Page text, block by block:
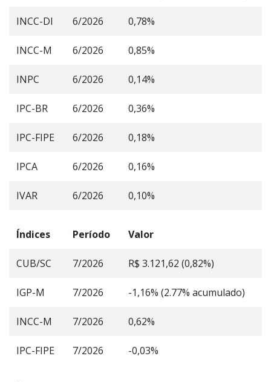
INCC-DI 6/2026 0,78%
INCC-M 6/2026 0,85%
INPC 6/2026 0,14%
IPC-BR 6/2026 0,36%
IPC-FIPE 6/2026 0,18%
IPCA 6/2026 0,16%
IVAR 6/2026 0,10%
Índices Período Valor
CUB/SC 7/2026 R$ 3.121,62 (0,82%)
IGP-M 7/2026 -1,16% (2.77% acumulado)
INCC-M 7/2026 0,62%
IPC-FIPE 7/2026 -0,03%